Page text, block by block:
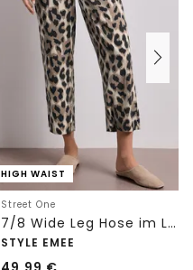
HIGH WAIST
Street One
7/8 Wide Leg Hose im Loose Fit mit Print
STYLE EMEE